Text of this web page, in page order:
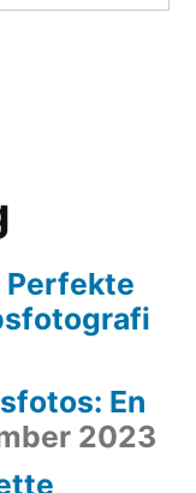
Perfekte
En
2023